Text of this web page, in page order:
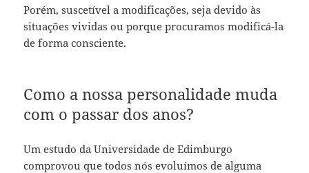
Porém, suscetível a modificações, seja devido às
situações vividas ou porque procuramos modificá-la
de forma consciente.
Como a nossa personalidade muda
com o passar dos anos?
Um estudo da Universidade de Edimburgo
comprovou que todos nós evoluímos de alguma